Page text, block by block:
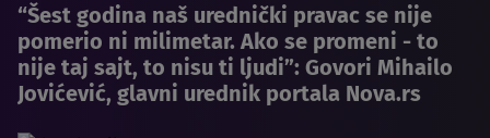
“Šest godina naš urednički pravac se nije
pomerio ni milimetar. Ako se promeni - to
nije taj sajt, to nisu ti ljudi”: Govori Mihailo
Jovićević, glavni urednik portala Nova.rs